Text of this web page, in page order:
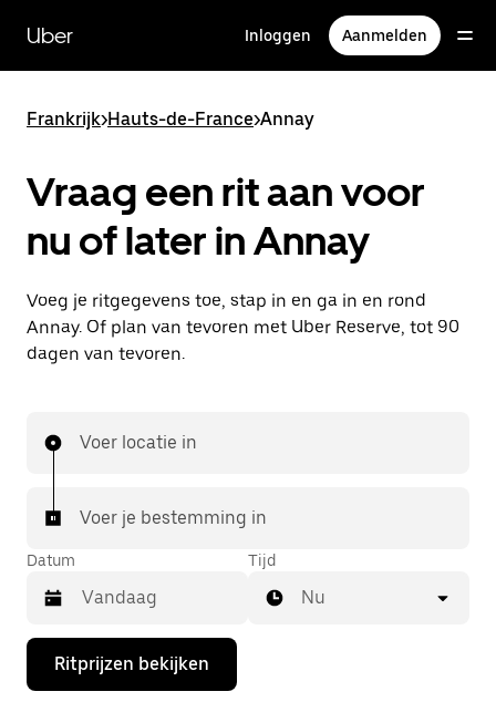
naar
hoofdinhoud
Uber Inloggen Aanmelden
Frankrijk>Hauts-de-France>Annay
Vraag een rit aan voor
nu of later in Annay
Voeg je ritgegevens toe, stap in en ga in en rond
Annay. Of plan van tevoren met Uber Reserve, tot 90
dagen van tevoren.
Voer locatie in
Voer je bestemming in
Datum
Druk
de
Tijd
Nu
Ritprijzen bekijken